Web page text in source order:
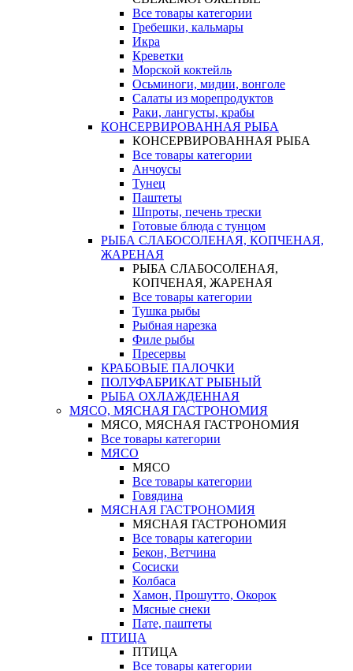
Все товары категории
Гребешки, кальмары
Икра
Креветки
Морской коктейль
Осьминоги, мидии, вонголе
Салаты из морепродуктов
Раки, лангусты, крабы
КОНСЕРВИРОВАННАЯ РЫБА
КОНСЕРВИРОВАННАЯ РЫБА
Все товары категории
Анчоусы
Тунец
Паштеты
Шпроты, печень трески
Готовые блюда с тунцом
РЫБА СЛАБОСОЛЕНАЯ, КОПЧЕНАЯ,
ЖАРЕНАЯ
РЫБА СЛАБОСОЛЕНАЯ,
КОПЧЕНАЯ, ЖАРЕНАЯ
Все товары категории
Тушка рыбы
Рыбная нарезка
Филе рыбы
Пресервы
КРАБОВЫЕ ПАЛОЧКИ
ПОЛУФАБРИКАТ РЫБНЫЙ
РЫБА ОХЛАЖДЕННАЯ
МЯСО, МЯСНАЯ ГАСТРОНОМИЯ
МЯСО, МЯСНАЯ ГАСТРОНОМИЯ
Все товары категории
МЯСО
МЯСО
Все товары категории
Говядина
МЯСНАЯ ГАСТРОНОМИЯ
МЯСНАЯ ГАСТРОНОМИЯ
Все товары категории
Бекон, Ветчина
Сосиски
Колбаса
Хамон, Прошутто, Окорок
Мясные снеки
Пате, паштеты
ПТИЦА
ПТИЦА
Все товары категории